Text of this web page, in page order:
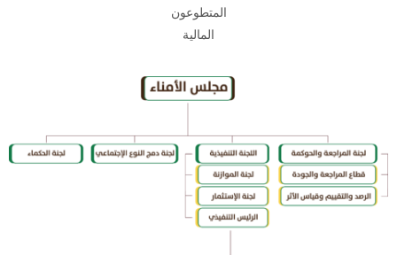
المتطوعون
المالية